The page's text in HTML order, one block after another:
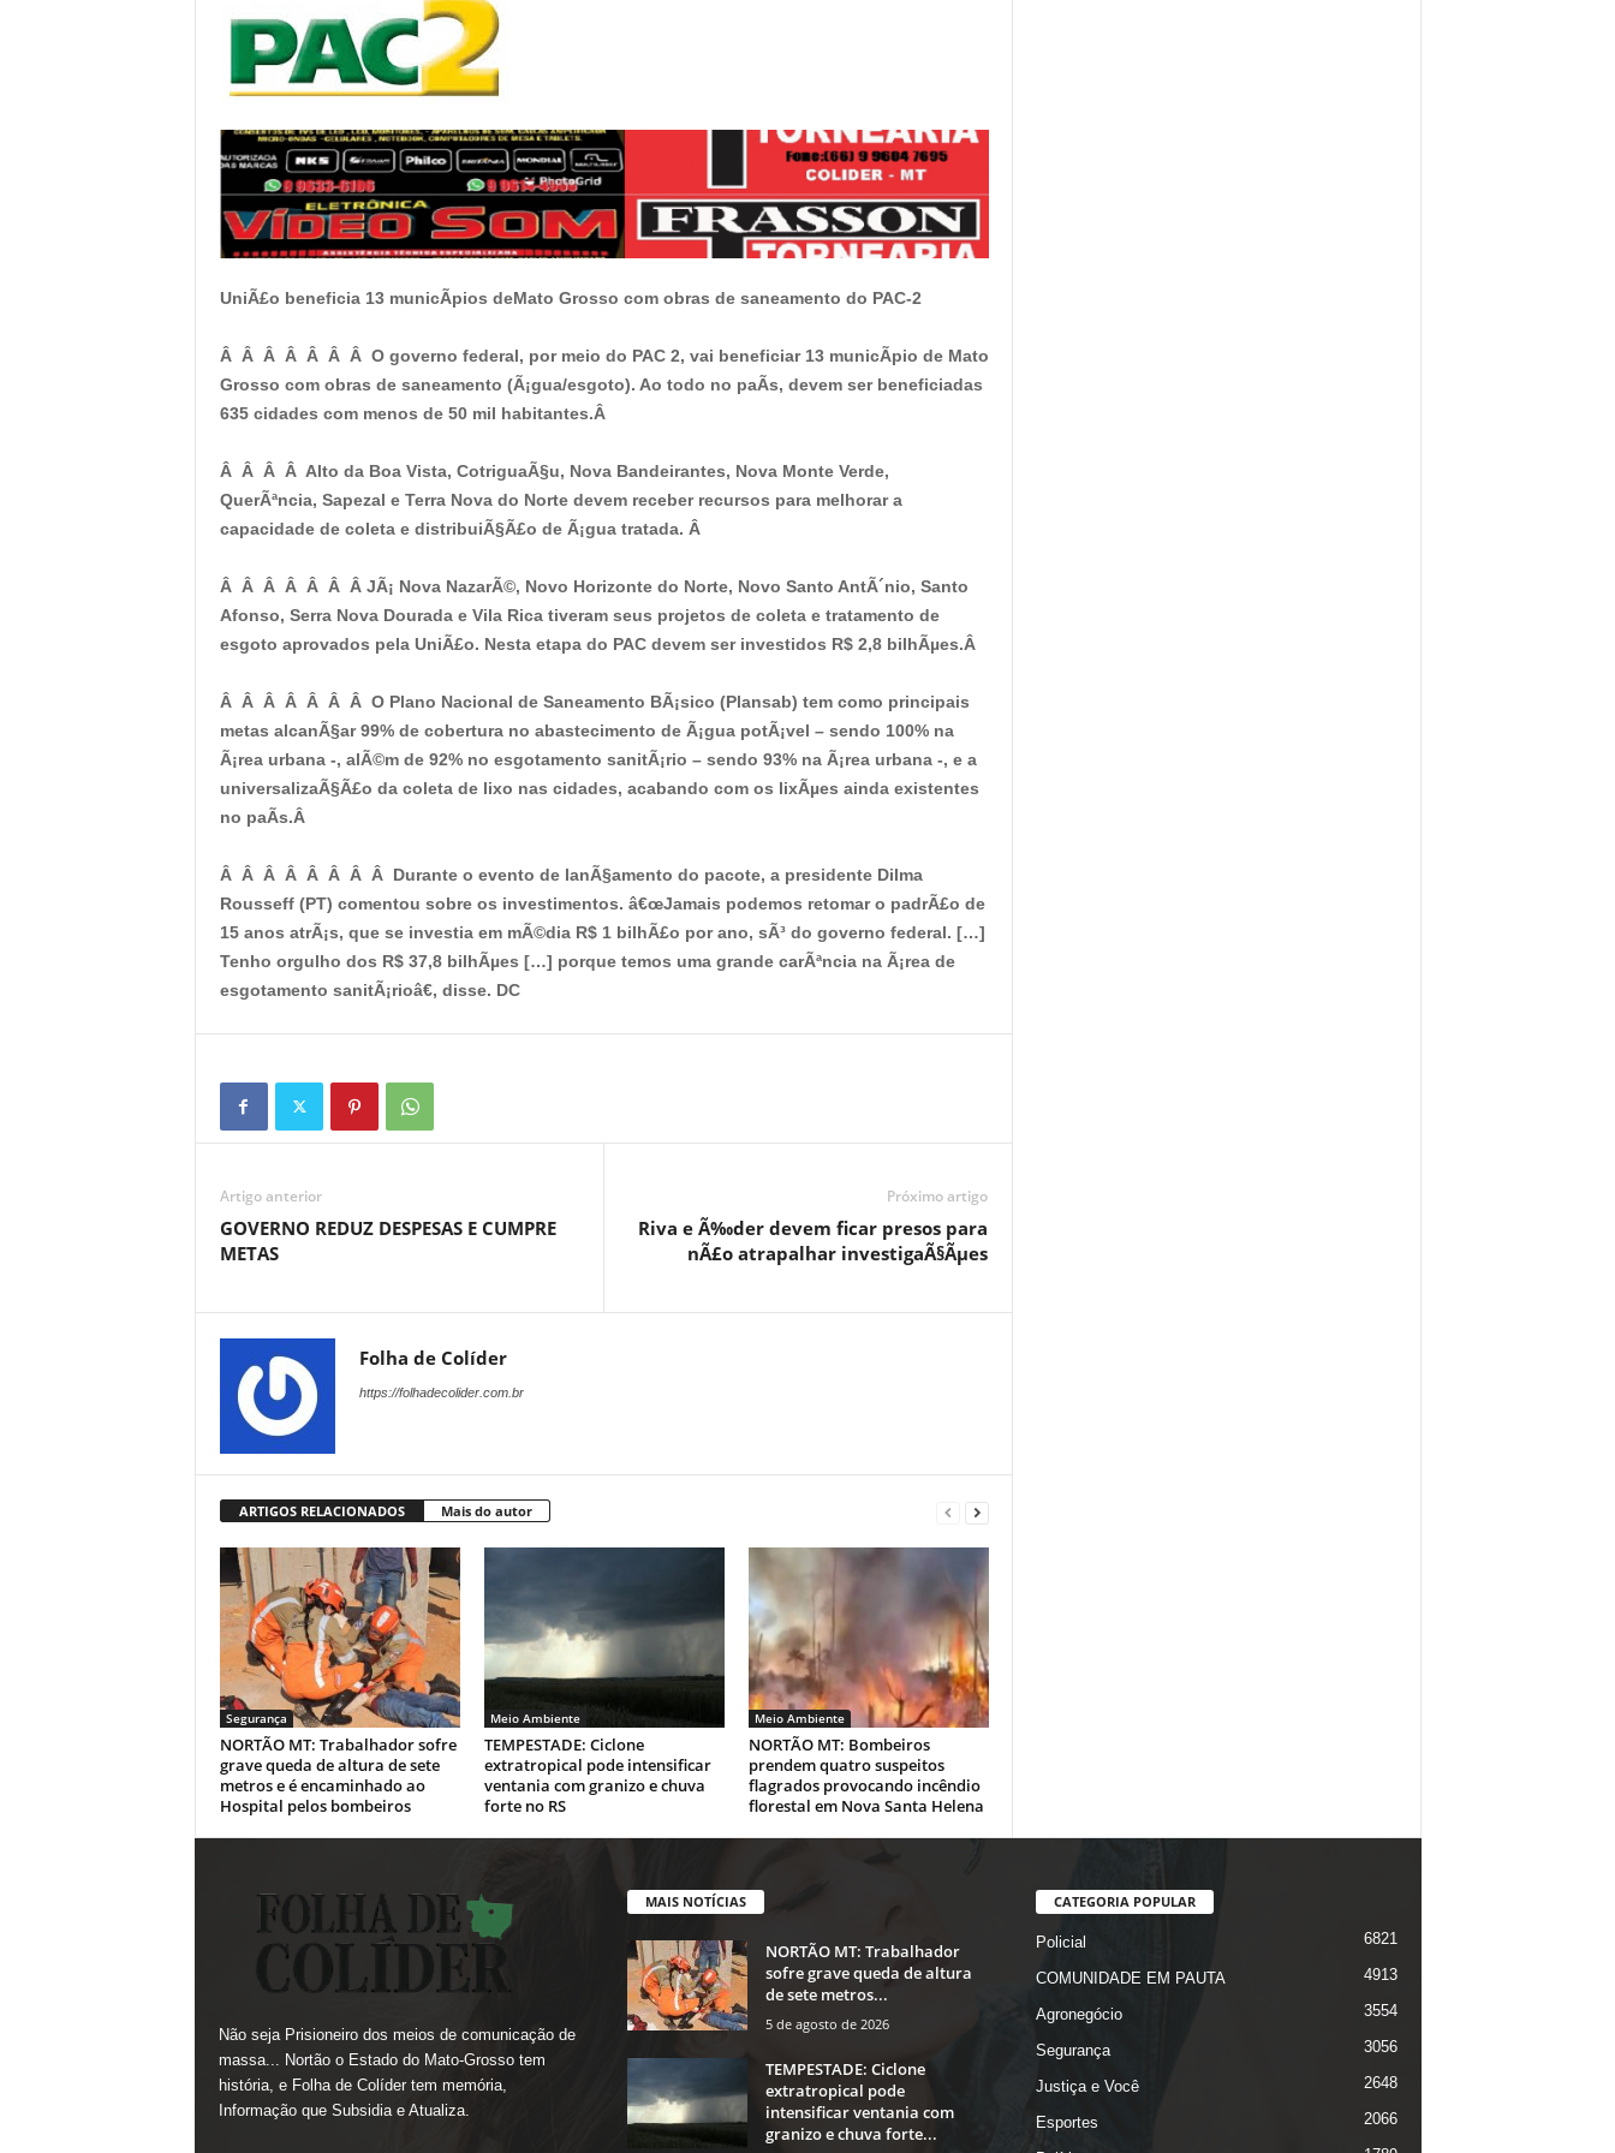
UniÃ£o beneficia 13 municÃ­pios deMato Grosso com obras de saneamento do PAC-2
Â Â Â Â Â Â Â O governo federal, por meio do PAC 2, vai beneficiar 13 municÃ­pio de Mato
Grosso com obras de saneamento (Ã¡gua/esgoto). Ao todo no paÃ­s, devem ser beneficiadas
635 cidades com menos de 50 mil habitantes.Â
Â Â Â Â Alto da Boa Vista, CotriguaÃ§u, Nova Bandeirantes, Nova Monte Verde,
QuerÃªncia, Sapezal e Terra Nova do Norte devem receber recursos para melhorar a
capacidade de coleta e distribuiÃ§Ã£o de Ã¡gua tratada. Â
Â Â Â Â Â Â Â JÃ¡ Nova NazarÃ©, Novo Horizonte do Norte, Novo Santo AntÃ´nio, Santo
Afonso, Serra Nova Dourada e Vila Rica tiveram seus projetos de coleta e tratamento de
esgoto aprovados pela UniÃ£o. Nesta etapa do PAC devem ser investidos R$ 2,8 bilhÃµes.Â
Â Â Â Â Â Â Â O Plano Nacional de Saneamento BÃ¡sico (Plansab) tem como principais
metas alcanÃ§ar 99% de cobertura no abastecimento de Ã¡gua potÃ¡vel – sendo 100% na
Ã¡rea urbana -, alÃ©m de 92% no esgotamento sanitÃ¡rio – sendo 93% na Ã¡rea urbana -, e a
universalizaÃ§Ã£o da coleta de lixo nas cidades, acabando com os lixÃµes ainda existentes
no paÃ­s.Â
Â Â Â Â Â Â Â Â Durante o evento de lanÃ§amento do pacote, a presidente Dilma
Rousseff (PT) comentou sobre os investimentos. â€œJamais podemos retomar o padrÃ£o de
15 anos atrÃ¡s, que se investia em mÃ©dia R$ 1 bilhÃ£o por ano, sÃ³ do governo federal. […]
Tenho orgulho dos R$ 37,8 bilhÃµes […] porque temos uma grande carÃªncia na Ã¡rea de
esgotamento sanitÃ¡rioâ€, disse. DC
Artigo anterior
GOVERNO REDUZ DESPESAS E CUMPRE
METAS
Próximo artigo
Riva e Ã‰der devem ficar presos para
nÃ£o atrapalhar investigaÃ§Ãµes
Folha de Colíder
https://folhadecolider.com.br
ARTIGOS RELACIONADOS Mais do autor
Segurança
NORTÃO MT: Trabalhador sofre
grave queda de altura de sete
metros e é encaminhado ao
Hospital pelos bombeiros
Meio Ambiente
TEMPESTADE: Ciclone
extratropical pode intensificar
ventania com granizo e chuva
forte no RS
Meio Ambiente
NORTÃO MT: Bombeiros
prendem quatro suspeitos
flagrados provocando incêndio
florestal em Nova Santa Helena
Não seja Prisioneiro dos meios de comunicação de
massa... Nortão o Estado do Mato-Grosso tem
história, e Folha de Colíder tem memória,
Informação que Subsidia e Atualiza.
MAIS NOTÍCIAS
NORTÃO MT: Trabalhador
sofre grave queda de altura
de sete metros...
5 de agosto de 2026
TEMPESTADE: Ciclone
extratropical pode
intensificar ventania com
granizo e chuva forte...
CATEGORIA POPULAR
Policial 6821
COMUNIDADE EM PAUTA 4913
Agronegócio 3554
Segurança 3056
Justiça e Você 2648
Esportes 2066